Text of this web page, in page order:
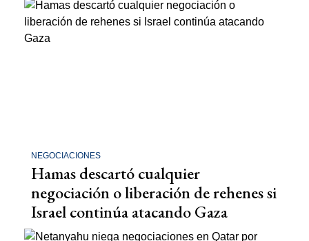
NEGOCIACIONES
Hamas descartó cualquier
negociación o liberación de rehenes si
Israel continúa atacando Gaza